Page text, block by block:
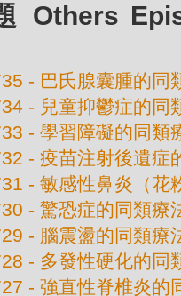
Others
- 巴氏腺囊腫的同
- 兒童抑鬱症的同
- 學習障礙的同類
- 疫苗注射後遺症
- 敏感性鼻炎（花
- 驚恐症的同類療
- 腦震盪的同類療
- 多發性硬化的同
- 強直性脊椎炎的